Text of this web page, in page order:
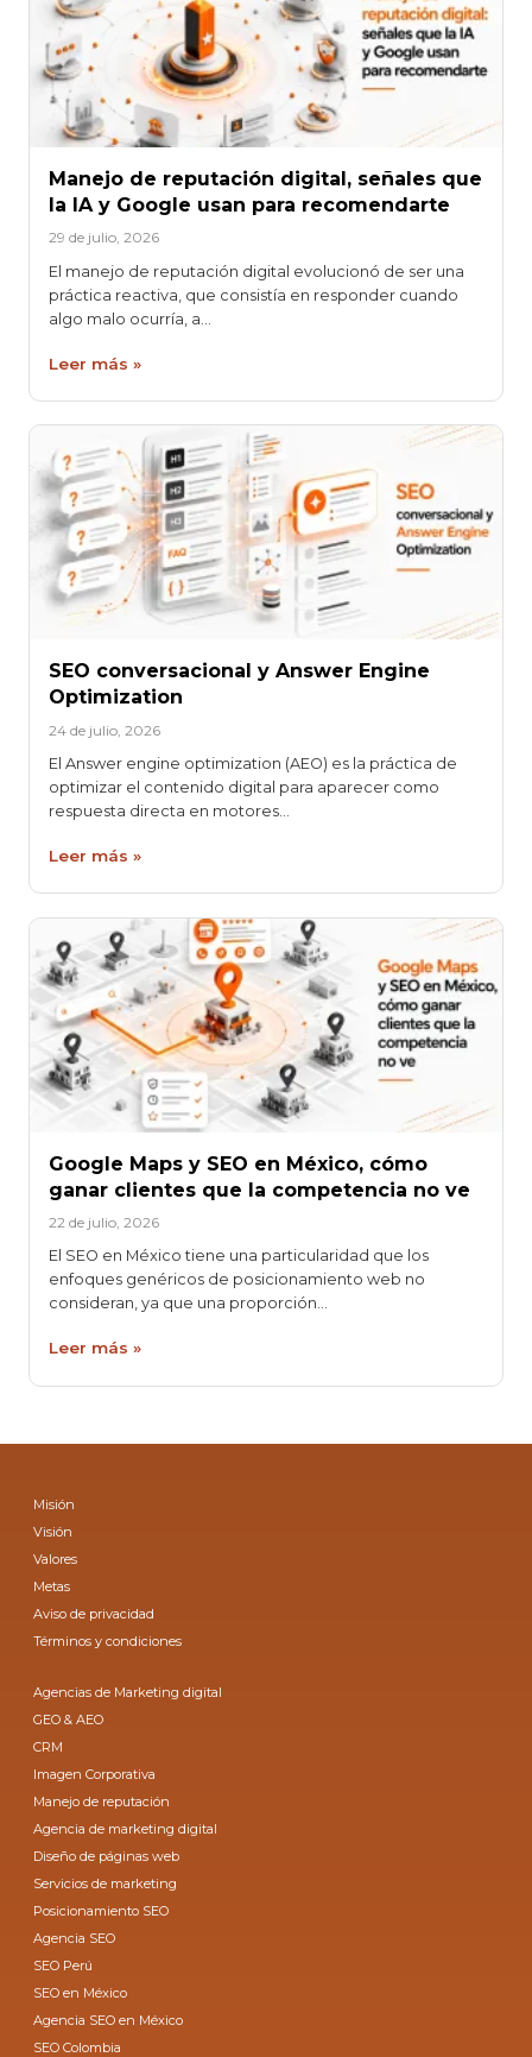
Manejo de reputación digital, señales que
la IA y Google usan para recomendarte
29 de julio, 2026
El manejo de reputación digital evolucionó de ser una
práctica reactiva, que consistía en responder cuando
algo malo ocurría, a…
Leer más »
SEO conversacional y Answer Engine
Optimization
24 de julio, 2026
El Answer engine optimization (AEO) es la práctica de
optimizar el contenido digital para aparecer como
respuesta directa en motores…
Leer más »
Google Maps y SEO en México, cómo
ganar clientes que la competencia no ve
22 de julio, 2026
El SEO en México tiene una particularidad que los
enfoques genéricos de posicionamiento web no
consideran, ya que una proporción…
Leer más »
Misión
Visión
Valores
Metas
Aviso de privacidad
Términos y condiciones
Agencias de Marketing digital
GEO & AEO
CRM
Imagen Corporativa
Manejo de reputación
Agencia de marketing digital
Diseño de páginas web
Servicios de marketing
Posicionamiento SEO
Agencia SEO
SEO Perú
SEO en México
Agencia SEO en México
SEO Colombia